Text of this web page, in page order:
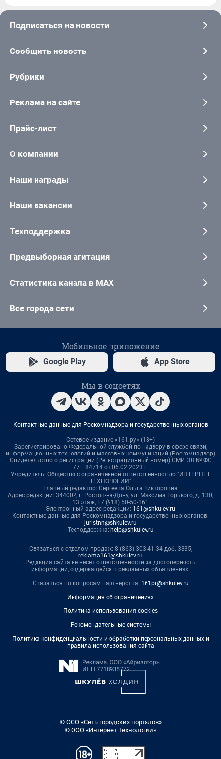
Подписаться на новости
Сообщить новость
Рубрики
Реклама на сайте
Прайс-лист
О компании
Наши награды
Наши вакансии
Техподдержка
Предвыборная агитация
Статистика канала в MAX
Все города сети
Мобильное приложение
Google Play App Store
Мы в соцсетях
Контактные данные для Роскомнадзора и государственных органов
Сетевое издание «161.ру» (18+)
Зарегистрировано Федеральной службой по надзору в сфере связи,
информационных технологий и массовых коммуникаций (Роскомнадзор)
Свидетельство о регистрации (Регистрационный номер) СМИ ЭЛ № ФС
77– 84714 от 06.02.2023 г.
Учредитель: Общество с ограниченной ответственностью "ИНТЕРНЕТ
ТЕХНОЛОГИИ"
Главный редактор: Сергеева Ольга Викторовна
Адрес редакции: 344002, г. Ростов-на-Дону, ул. Максима Горького, д. 130,
13 этаж, +7 (918) 50-50-161
Электронный адрес редакции: 161@shkulev.ru
Контактные данные для Роскомнадзора и государственных органов:
juristnn@shkulev.ru
Техподдержка: help@shkulev.ru
Связаться с отделом продаж: 8 (863) 303-41-34 доб. 3335,
reklama161@shkulev.ru
Редакция сайта не несет ответственности за достоверность
информации, содержащейся в рекламных объявлениях.
Связаться по вопросам партнёрства: 161pr@shkulev.ru
Информация об ограничениях
Политика использования cookies
Рекомендательные системы
Политика конфиденциальности и обработки персональных данных и
правила использования сайта
© ООО «Сеть городских порталов»
© ООО «Интернет Технологии»